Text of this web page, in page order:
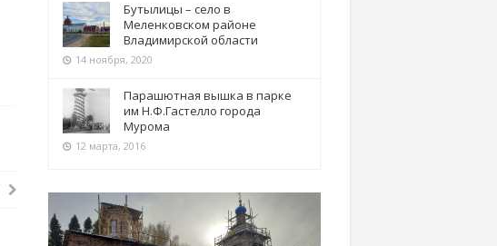
Бутылицы – село в
Меленковском районе
Владимирской области
14 ноября, 2020
Парашютная вышка в парке
им Н.Ф.Гастелло города
Мурома
12 марта, 2016